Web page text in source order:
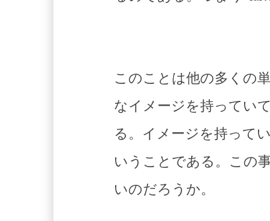
このことは他の多くの
なイメージを持ってい
る。イメージを持って
いうことである。この
いのだろうか。